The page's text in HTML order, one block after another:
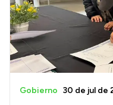
Gobierno 30 de jul de